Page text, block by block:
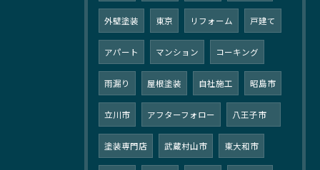
外壁塗装 東京 リフォーム 戸建て
アパート マンション コーキング
雨漏り 屋根塗装 自社施工 昭島市
立川市 アフターフォロー 八王子市
塗装専門店 武蔵村山市 東大和市